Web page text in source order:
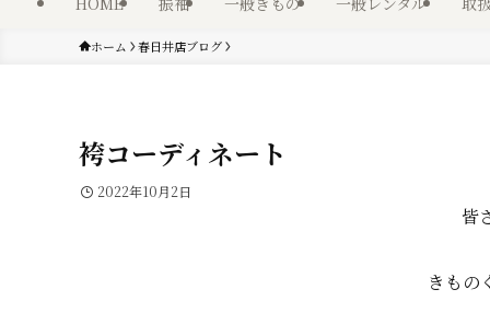
ホーム 春日井店ブログ
袴コーディネート
2022年10月2日
皆
きもの